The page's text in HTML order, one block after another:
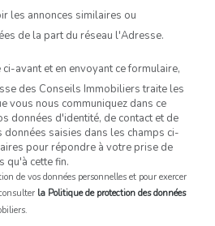
les annonces similaires ou
de la part du réseau l'Adresse.
ci-avant et en envoyant ce formulaire,
des Conseils Immobiliers traite les
vous nous communiquez dans ce
données d'identité, de contact et de
données saisies dans les champs ci-
pour répondre à votre prise de
qu'à cette fin.
de vos données personnelles et pour exercer
la Politique de protection des données